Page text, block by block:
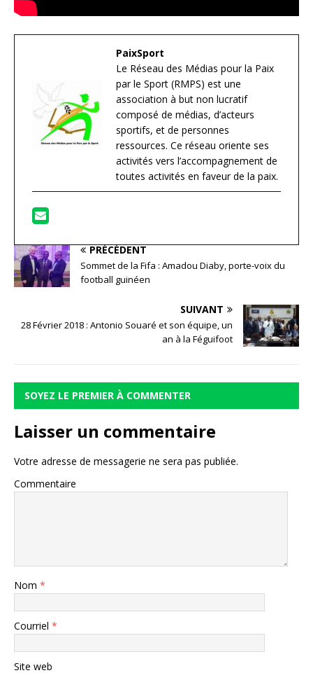
PaixSport
Le Réseau des Médias pour la Paix
par le Sport (RMPS) est une
association à but non lucratif
composé de médias, d’acteurs
sportifs, et de personnes
ressources. Ce réseau oriente ses
activités vers l’accompagnement de
toutes activités en faveur de la paix.
PRÉCÉDENT
Sommet de la Fifa : Amadou Diaby, porte-voix du
football guinéen
SUIVANT
28 Février 2018 : Antonio Souaré et son équipe, un
an à la Féguifoot
SOYEZ LE PREMIER À COMMENTER
Laisser un commentaire
Votre adresse de messagerie ne sera pas publiée.
Commentaire
Nom *
Courriel *
Site web